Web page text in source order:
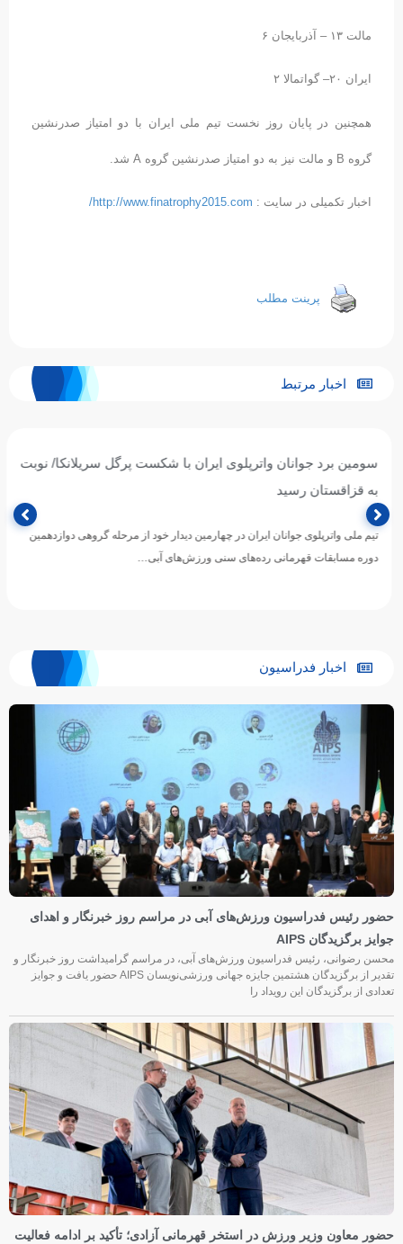
مالت ۱۳ – آذربایجان ۶
ایران ۲۰– گواتمالا ۲
همچنین در پایان روز نخست تیم ملی ایران با دو امتیاز صدرنشین
گروه B و مالت نیز به دو امتیاز صدرنشین گروه A شد.
اخبار تکمیلی در سایت : http://www.finatrophy2015.com/
پرینت مطلب
اخبار مرتبط
سومین برد جوانان واترپلوی ایران با شکست پرگل سریلانکا/ نوبت
به قزاقستان رسید
تیم ملی واترپلوی جوانان ایران در چهارمین دیدار خود از مرحله گروهی دوازدهمین
دوره مسابقات قهرمانی رده‌های سنی ورزش‌های آبی…
اخبار فدراسیون
حضور رئیس فدراسیون ورزش‌های آبی در مراسم روز خبرنگار و اهدای
جوایز برگزیدگان AIPS
محسن رضوانی، رئیس فدراسیون ورزش‌های آبی، در مراسم گرامیداشت روز خبرنگار و
تقدیر از برگزیدگان هشتمین جایزه جهانی ورزشی‌نویسان AIPS حضور یافت و جوایز
تعدادی از برگزیدگان این رویداد را
حضور معاون وزیر ورزش در استخر قهرمانی آزادی؛ تأکید بر ادامه فعالیت